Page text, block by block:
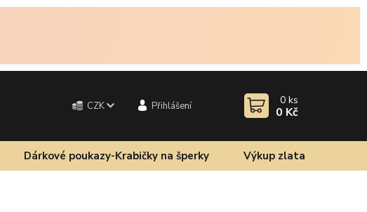
CZK Přihlášení 0 ks
0 Kč
Dárkové poukazy-Krabičky na šperky Výkup zlata